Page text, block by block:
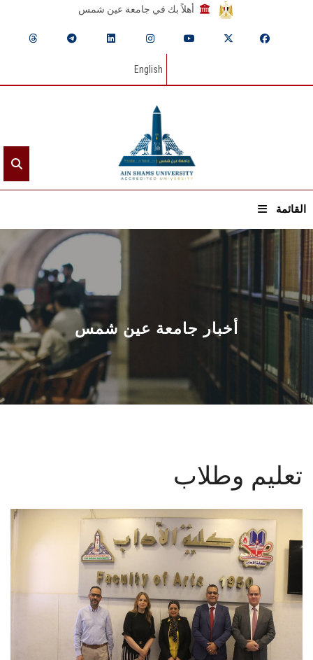
أهلاً بك في جامعة عين شمس
English
القائمة
الرئيسيـة
عن الجامعة
القطاعـات
الشئون الأكاديمية
البحث العلمي
الأنظمة الذكية
تواصل معنا
أخبار جامعة عين شمس
تعليم وطلاب